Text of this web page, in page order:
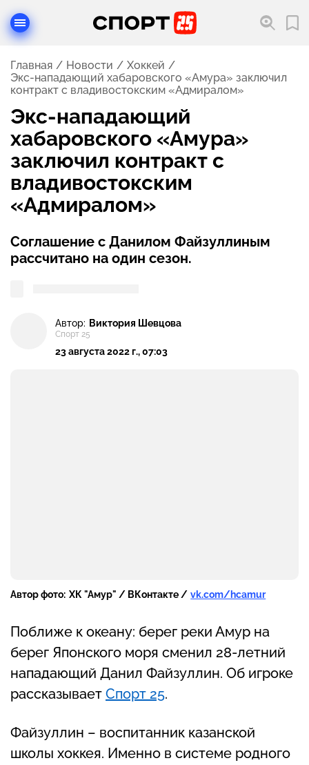
Главная Новости
Хоккей
Экс-нападающий хабаровского «Амура» заключил
контракт с владивостокским «Адмиралом»
Экс-нападающий
хабаровского «Амура»
заключил контракт с
владивостокским
«Адмиралом»
Соглашение с Данилом Файзуллиным
рассчитано на один сезон.
Автор: Виктория Шевцова
Спорт 25
23 августа 2022 г., 07:03
Автор фото: ХК "Амур" / ВКонтакте / vk.com/hcamur
Поближе к океану: берег реки Амур на
берег Японского моря сменил 28-летний
нападающий Данил Файзуллин. Об игроке
рассказывает Спорт 25.
Файзуллин – воспитанник казанской
школы хоккея. Именно в системе родного